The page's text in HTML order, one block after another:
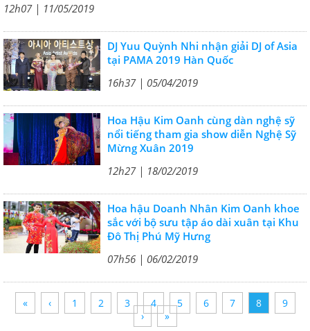
12h07 | 11/05/2019
DJ Yuu Quỳnh Nhi nhận giải DJ of Asia
tại PAMA 2019 Hàn Quốc
16h37 | 05/04/2019
Hoa Hậu Kim Oanh cùng dàn nghệ sỹ
nổi tiếng tham gia show diễn Nghệ Sỹ
Mừng Xuân 2019
12h27 | 18/02/2019
Hoa hậu Doanh Nhân Kim Oanh khoe
sắc với bộ sưu tập áo dài xuân tại Khu
Đô Thị Phú Mỹ Hưng
07h56 | 06/02/2019
« ‹ 1 2 3 4 5 6 7 8
9
›
»